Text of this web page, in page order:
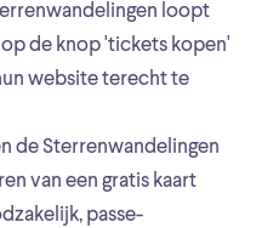
loopt
de knop 'tickets kopen'
website terecht te
de Sterrenwandelingen
van een gratis kaart
passe-